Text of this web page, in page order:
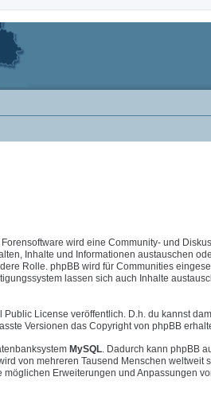
Forensoftware wird eine Community- und
Inhalte und Informationen austauschen
Rolle. phpBB wird für Communities
lassen sich auch Inhalte
License veröffentlich. D.h. du kannst
Versionen das Copyright von phpBB
MySQL. Dadurch kann phpBB
von mehreren Tausend Menschen weltweit
Erweiterungen und Anpassungen